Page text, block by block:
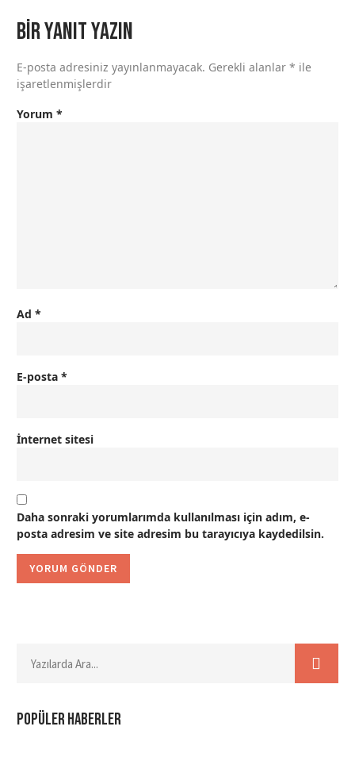
Bir yanıt yazın
E-posta adresiniz yayınlanmayacak. Gerekli alanlar * ile
işaretlenmişlerdir
Yorum *
Ad *
E-posta *
İnternet sitesi
Daha sonraki yorumlarımda kullanılması için adım, e-
posta adresim ve site adresim bu tarayıcıya kaydedilsin.
Popüler haberler